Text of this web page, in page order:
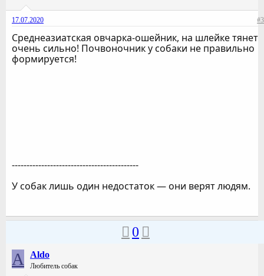
17.07.2020 #3
Среднеазиатская овчарка-ошейник, на шлейке тянет
очень сильно! Почвоночник у собаки не правильно
формируется!
-------------------------------------------
У собак лишь один недостаток — они верят людям.
0
A Aldo
Любитель собак